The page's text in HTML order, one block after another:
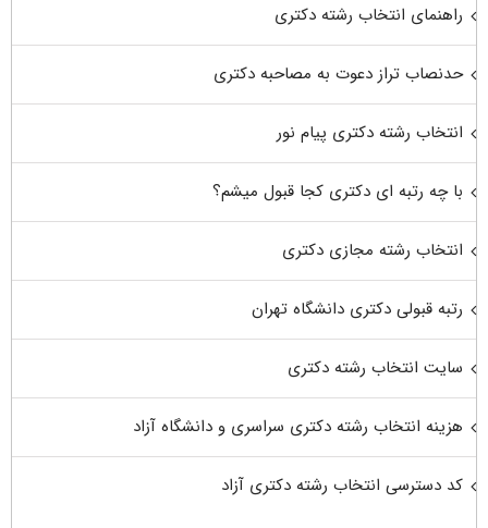
راهنمای انتخاب رشته دکتری
حدنصاب تراز دعوت به مصاحبه دکتری
انتخاب رشته دکتری پیام نور
با چه رتبه ای دکتری کجا قبول میشم؟
انتخاب رشته مجازی دکتری
رتبه قبولی دکتری دانشگاه تهران
سایت انتخاب رشته دکتری
هزینه انتخاب رشته دکتری سراسری و دانشگاه آزاد
کد دسترسی انتخاب رشته دکتری آزاد